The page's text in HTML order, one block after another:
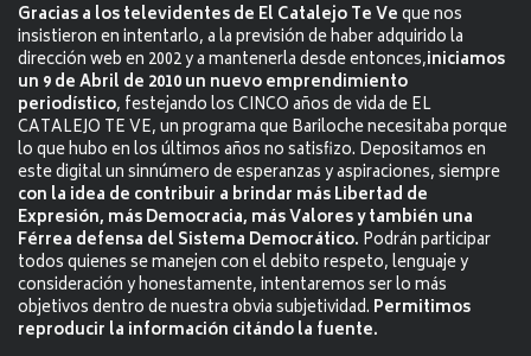
Gracias a los televidentes de El Catalejo Te Veque nos
insistieron en intentarlo, a la previsión de haber adquirido la
dirección web en 2002 y a mantenerla desde entonces,iniciamos
un 9 de Abril de 2010 un nuevo emprendimiento
periodístico, festejando los CINCO años de vida de EL
CATALEJO TE VE, un programa que Bariloche necesitaba porque
lo que hubo en los últimos años no satisfizo. Depositamos en
este digital un sinnúmero de esperanzas y aspiraciones, siempre
con la idea de contribuir a brindar más Libertad de
Expresión, más Democracia, más Valores y también una
Férrea defensa del Sistema Democrático. Podrán participar
todos quienes se manejen con el debito respeto, lenguaje y
consideración y honestamente, intentaremos ser lo más
objetivos dentro de nuestra obvia subjetividad. Permitimos
reproducir la información citándo la fuente.